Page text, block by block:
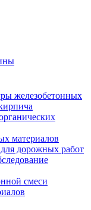
железобетонных
материалов
дорожных работ
смеси